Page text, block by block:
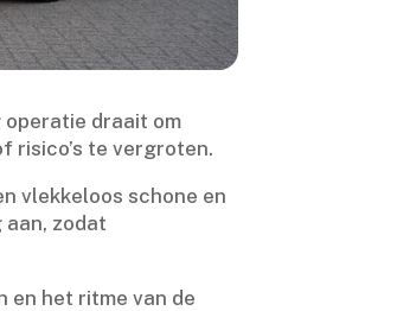
draait om
risico’s te vergroten.​
vlekkeloos schone en
zodat
en het ritme van de